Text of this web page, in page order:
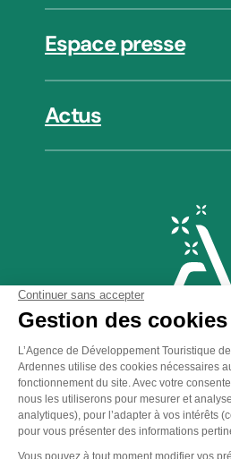
Espace presse
Actus
Plan du site - Politique de
Éditer mes
Made with by